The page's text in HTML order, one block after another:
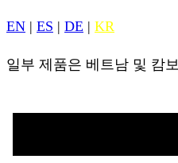
EN | ES | DE | KR
일부 제품은 베트남 및 캄